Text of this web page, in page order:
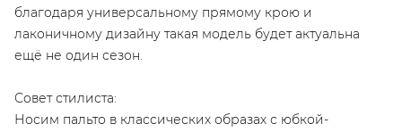
благодаря универсальному прямому крою и
лаконичному дизайну такая модель будет актуальна
ещё не один сезон.
Совет стилиста:
Носим пальто в классических образах с юбкой-